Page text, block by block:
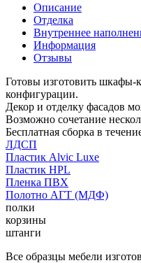
Описание
Отделка
Внутреннее
Информация
Отзывы
Готовы изготовить шкафы-
конфигурации.
Декор и отделку фасадов
Возможно сочетание
Бесплатная сборка в
ЛДСП
Пластик Alvic Luxe
Пластик HPL
Пленка ПВХ
Полотно АГТ (МДФ)
полки
корзины
штанги
Все образцы мебели